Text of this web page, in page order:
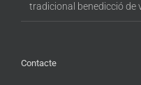
tradicional benedicció de
Contacte